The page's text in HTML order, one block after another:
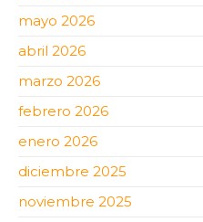
mayo 2026
abril 2026
marzo 2026
febrero 2026
enero 2026
diciembre 2025
noviembre 2025